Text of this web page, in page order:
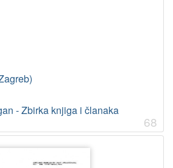
- Zbirka knjiga i članaka
68